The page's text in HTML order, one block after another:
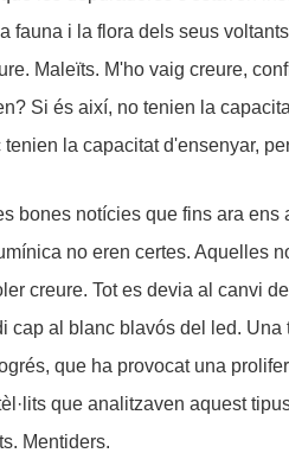
fauna i la flora dels seus
Maleïts. M'ho vaig creure,
Si és així, no tenien la
la capacitat d'ensenyar,
bones notícies que fins ara ens
no eren certes. Aquelles
creure. Tot es devia al canvi
cap al blanc blavós del led.
que ha provocat una
que analitzaven aquest
Mentiders.